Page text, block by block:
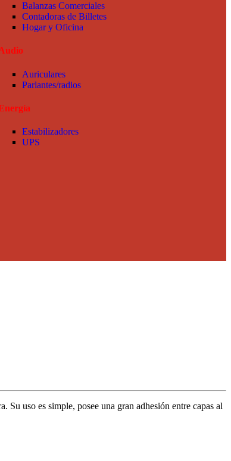
Balanzas Comerciales
Contadoras de Billetes
Hogar y Oficina
Auriculares
Parlantes/radios
Estabilizadores
UPS
uso es simple, posee una gran adhesión entre capas al